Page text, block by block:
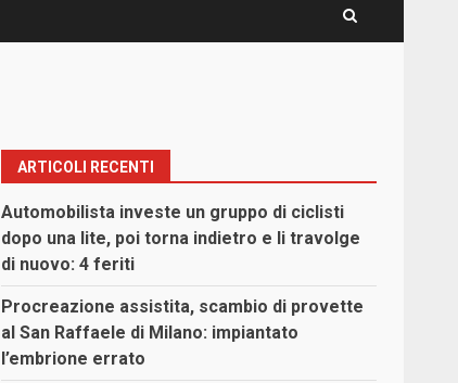
ARTICOLI RECENTI
Automobilista investe un gruppo di ciclisti
dopo una lite, poi torna indietro e li travolge
di nuovo: 4 feriti
Procreazione assistita, scambio di provette
al San Raffaele di Milano: impiantato
l’embrione errato